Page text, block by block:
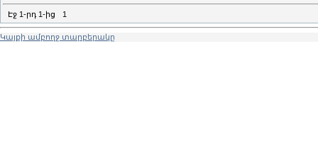
Էջ 1-րդ 1-ից 1
Կայքի ամբողջ տարբերակը